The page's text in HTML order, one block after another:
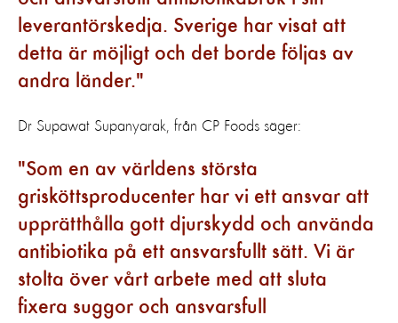
leverantörskedja. Sverige har visat att
detta är möjligt och det borde följas av
andra länder.
Dr Supawat Supanyarak, från CP Foods säger:
Som en av världens största
grisköttsproducenter har vi ett ansvar att
upprätthålla gott djurskydd och använda
antibiotika på ett ansvarsfullt sätt. Vi är
stolta över vårt arbete med att sluta
fixera suggor och ansvarsfull